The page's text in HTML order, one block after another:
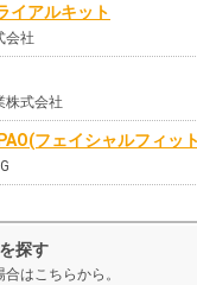
イアルキット
会社
株式会社
フェイシャルフィッ
探す
はこちらから。